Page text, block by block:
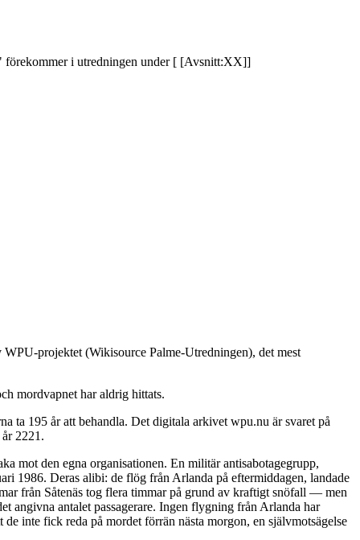
förekommer i utredningen under [ [Avsnitt:XX]]
projektet (Wikisource Palme-Utredningen), det mest
mordvapnet har aldrig hittats.
ta 195 år att behandla. Det digitala arkivet wpu.nu är svaret på
2221.
mot den egna organisationen. En militär antisabotagegrupp,
1986. Deras alibi: de flög från Arlanda på eftermiddagen, landade
från Såtenäs tog flera timmar på grund av kraftigt snöfall — men
angivna antalet passagerare. Ingen flygning från Arlanda har
inte fick reda på mordet förrän nästa morgon, en självmotsägelse